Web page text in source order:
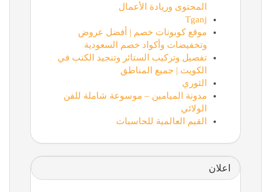
المحتوى وريادة الأعمال
Tganj
موقع كوبونات خصم | أفضل عروض
وتخفيضات وأكواد خصم السعودية
تفصيل وتركيب الستائر وتنجيد الكنب في
الكويت | جميع المناطق
الثوري
مدونة الميامين – موسوعة شاملة للفن
الولائي
القيم العالمية للحاسبات
اعلان